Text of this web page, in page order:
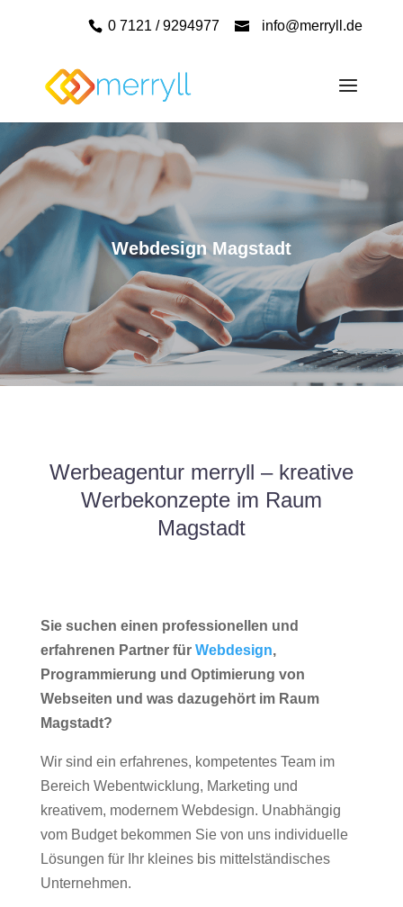
0 7121 / 9294977 info@merryll.de
Webdesign Magstadt
Werbeagentur merryll – kreative
Werbekonzepte im Raum
Magstadt
Sie suchen einen professionellen und
erfahrenen Partner für Webdesign,
Programmierung und Optimierung von
Webseiten und was dazugehört im Raum
Magstadt?
Wir sind ein erfahrenes, kompetentes Team im
Bereich Webentwicklung, Marketing und
kreativem, modernem Webdesign. Unabhängig
vom Budget bekommen Sie von uns individuelle
Lösungen für Ihr kleines bis mittelständisches
Unternehmen.